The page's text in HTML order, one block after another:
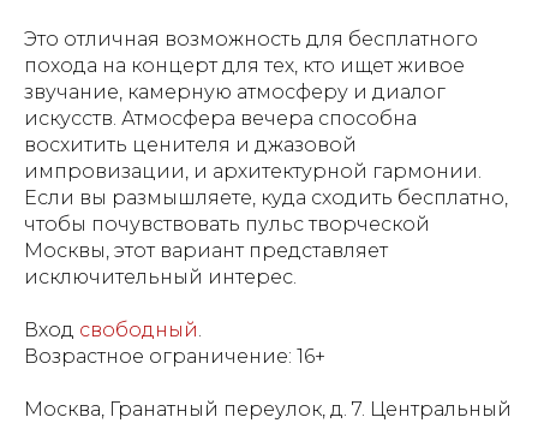
Это отличная возможность для бесплатного
похода на концерт для тех, кто ищет живое
звучание, камерную атмосферу и диалог
искусств. Атмосфера вечера способна
восхитить ценителя и джазовой
импровизации, и архитектурной гармонии.
Если вы размышляете, куда сходить бесплатно,
чтобы почувствовать пульс творческой
Москвы, этот вариант представляет
исключительный интерес.
Вход свободный.
Возрастное ограничение: 16+
Москва, Гранатный переулок, д. 7. Центральный